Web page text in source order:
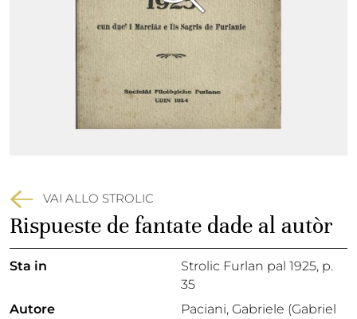
VAI ALLO STROLIC
Rispueste de fantate dade al autòr
Sta in Strolic Furlan pal 1925, p.
35
Autore
Paciani, Gabriele (Gabriel